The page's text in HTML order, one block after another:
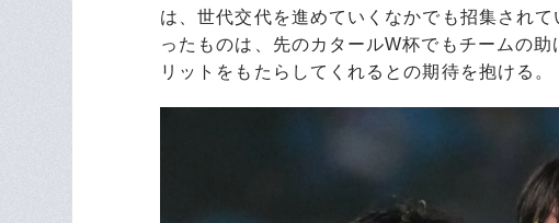
は、世代交代を進めていくなかでも招集され
ったものは、先のカタールW杯でもチームの
リットをもたらしてくれるとの期待を抱ける。